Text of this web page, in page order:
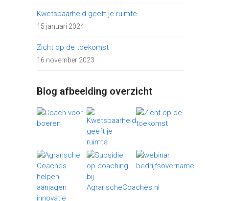
Kwetsbaarheid geeft je ruimte
15 januari 2024
Zicht op de toekomst
16 november 2023
Blog afbeelding overzicht